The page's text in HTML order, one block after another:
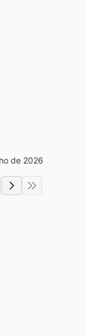
de 2026